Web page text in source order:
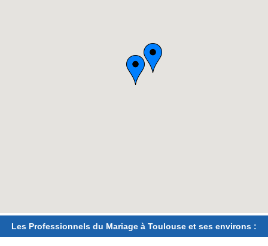
Les Professionnels du Mariage à Toulouse et ses environs :